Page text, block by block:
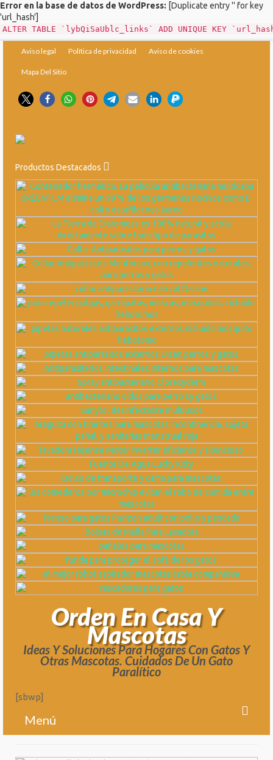
Error en la base de datos de WordPress: [Duplicate entry '' for key
'url_hash']
ALTER TABLE `lybQiSaUblc_links` ADD UNIQUE KEY
Aviso legal Política de privacidad Aviso de cookies
Mapa Del Sitio
Productos Destacados
Orden En Casa Y
Mascotas
Ideas Y Soluciones Para Hogares Con Gatos Y
Otras Mascotas. Cuidados De Un Gato
Paralítico
[sbwp]
Menú